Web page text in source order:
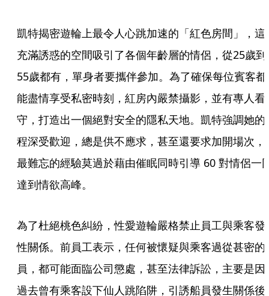
凱特揭密遊輪上最令人心跳加速的「紅色房間」，這
充滿誘惑的空間吸引了各個年齡層的情侶，從25歲到
55歲都有，單身者要攜伴參加。為了確保每位賓客都
能盡情享受私密時刻，紅房內嚴禁攝影，並有專人看
守，打造出一個絕對安全的隱私天地。凱特強調她的
程深受歡迎，總是供不應求，甚至還要求加開場次，
最難忘的經驗莫過於藉由催眠同時引導 60 對情侶一
達到情欲高峰。
為了杜絕桃色糾紛，性愛遊輪嚴格禁止員工與乘客發
性關係。前員工表示，任何被懷疑與乘客過從甚密的
員，都可能面臨公司懲處，甚至法律訴訟，主要是因
過去曾有乘客設下仙人跳陷阱，引誘船員發生關係後